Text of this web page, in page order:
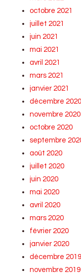
octobre 2021
juillet 2021
juin 2021
mai 2021
avril 2021
mars 2021
janvier 2021
décembre 2020
novembre 2020
octobre 2020
septembre
août 2020
juillet 2020
juin 2020
mai 2020
avril 2020
mars 2020
février 2020
janvier 2020
décembre 2019
novembre 2019